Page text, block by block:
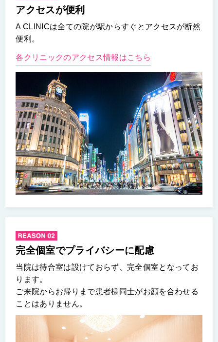
アクセスが便利
A CLINICは全ての院が駅からすぐとアクセスが断然
便利。
各クリニックのアクセス情報はこちら
完全個室でプライバシーに配慮
当院は待合室は設けておらず、完全個室となってお
ります。
ご来院からお帰りまで患者様同士がお顔を合わせる
ことはありません。